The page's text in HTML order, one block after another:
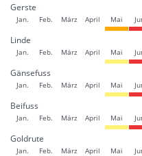
Gerste
Jan. Feb. März April Mai
Linde
Jan. Feb. März April Mai
Gänsefuss
Jan. Feb. März April Mai
Beifuss
Jan. Feb. März April Mai
Goldrute
Jan. Feb. März April Mai